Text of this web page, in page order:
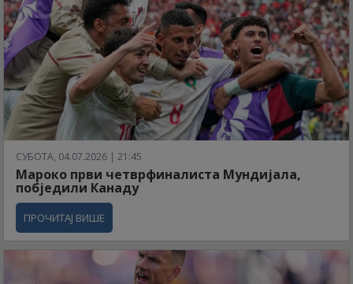
СУБОТА, 04.07.2026 | 21:45
Мароко први четврфиналиста Мундијала,
побједили Канаду
ПРОЧИТАЈ ВИШЕ